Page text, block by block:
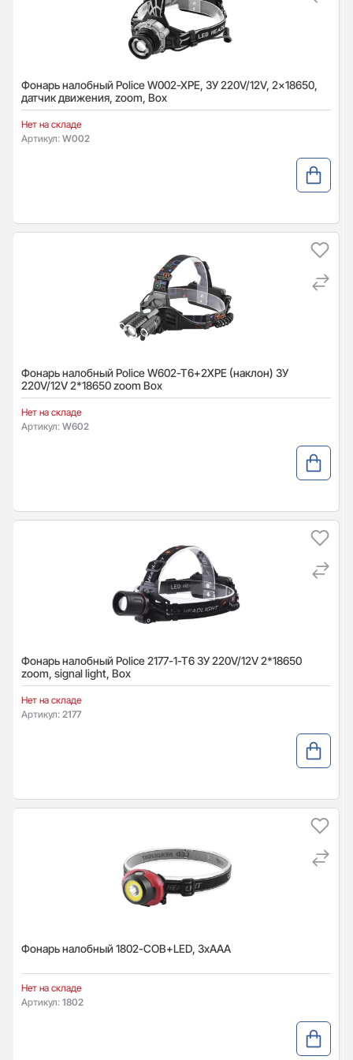
Фонарь налобный Police W002-XPE, ЗУ 220V/12V, 2x18650,
датчик движения, zoom, Box
Нет на складе
Артикул: W002
Фонарь налобный Police W602-T6+2XPE (наклон) ЗУ
220V/12V 2*18650 zoom Box
Нет на складе
Артикул: W602
Фонарь налобный Police 2177-1-T6 ЗУ 220V/12V 2*18650
zoom, signal light, Box
Нет на складе
Артикул: 2177
Фонарь налобный 1802-COB+LED, 3xAAA
Нет на складе
Артикул: 1802